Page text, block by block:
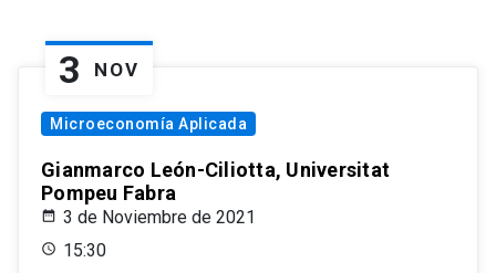
3 NOV
Microeconomía Aplicada
Gianmarco León-Ciliotta, Universitat
Pompeu Fabra
3 de Noviembre de 2021
15:30